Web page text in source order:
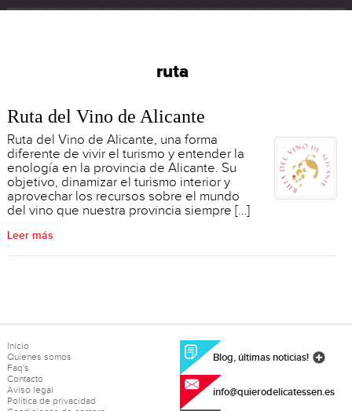
ruta
Ruta del Vino de Alicante
Ruta del Vino de Alicante, una forma
diferente de vivir el turismo y entender la
enología en la provincia de Alicante. Su
objetivo, dinamizar el turismo interior y
aprovechar los recursos sobre el mundo
del vino que nuestra provincia siempre […]
Leer más
Inicio
Quienes somos
Faq's
Contacto
Aviso legal
Política de privacidad
Blog, últimas noticias!
info@quierodelicatessen.es